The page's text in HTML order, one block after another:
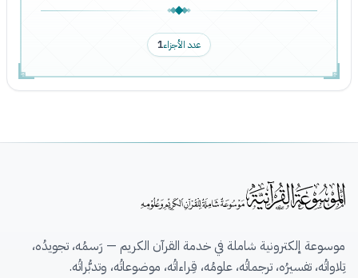
عدد الأجزاء1
موسوعة إلكترونية شاملة في خدمة القرآن الكريم — رَسمُه، تجويدُه،
تِلاواتُه، تفسيرُه، ترجماتُه، علومُه، قِراءاتُه، موضوعاتُه، وتدبُّراتُه.